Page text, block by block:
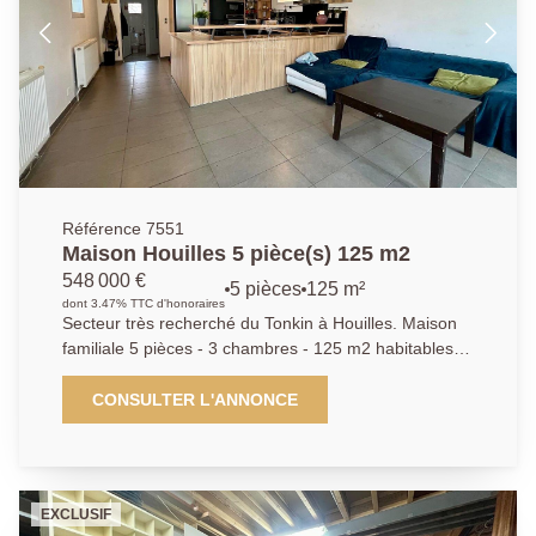
rapidement! Contactez nous dès maintenant pour une
visite.
Référence 7551
Maison Houilles 5 pièce(s) 125 m2
548 000 €
dont 3.47% TTC d'honoraires
5 pièces 125 m²
Secteur très recherché du Tonkin à Houilles. Maison
familiale 5 pièces - 3 chambres - 125 m2 habitables -
jardin- 2 stationnements - A 15 minutes à pied de la
gare. Venez découvrir cette charmante maison des
années 1930, entièrement rénovée et agrandie en
gare de Houilles - Carrières-sur-Seine. Edifiée sur une
parcelle d'environ 318 m2, elle offre un équilibre
CONSULTER L'ANNONCE
EXCLUSIF